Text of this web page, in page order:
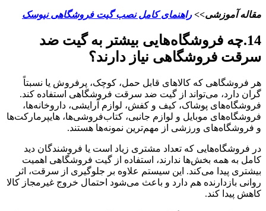
مقاله آموزشی>>راهنمای کامل نصب گیت فروشگاهی نیوسک
14.چه فروشگاه‌هایی بیشتر به گیت ضد
سرقت فروشگاهی نیاز دارند؟
هر فروشگاهی که کالاهای قابل حمل، کوچک، پرفروش یا نسبتاً
گران دارد، می‌تواند از گیت ضد سرقت فروشگاهی استفاده کند.
فروشگاه‌های پوشاک، کیف و کفش، لوازم آرایشی، داروخانه‌ها،
فروشگاه‌های موبایل و لوازم جانبی، کتاب‌فروشی‌ها، هایپرمارکت‌ها
و فروشگاه‌های ورزشی از مهم‌ترین نمونه‌ها هستند.
در فروشگاه‌هایی که تعداد مشتری زیاد است یا فروشندگان دید
کامل به همه بخش‌ها ندارند، استفاده از گیت فروشگاهی اهمیت
بیشتری پیدا می‌کند. این سیستم علاوه بر جلوگیری از سرقت، اثر
روانی بازدارنده هم دارد و باعث می‌شود احتمال خروج غیرمجاز کالا
کاهش پیدا کند.